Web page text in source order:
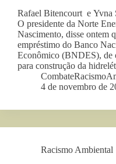
Rafael Bitencourt e Yvna
O presidente da Norte
Nascimento, disse ontem
empréstimo do Banco
Econômico (BNDES), de
para construção da
4 de novembro de
Racismo Ambiental